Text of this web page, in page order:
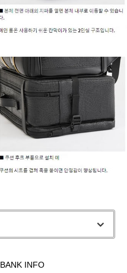
BANK INFO